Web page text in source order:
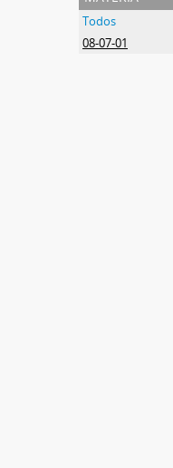
Todos
08-07-01